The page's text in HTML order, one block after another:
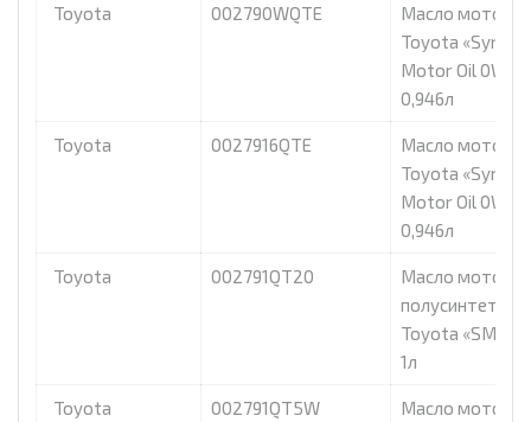
Toyota 002790WQTE
Масло
Toyota
Motor Oil 0W-
0,946л
Toyota 0027916QTE
Масло
Toyota
Motor Oil 0W-
0,946л
Toyota 002791QT20
Масло
Toyota «SM
1л
Toyota 002791QT5W
Масло